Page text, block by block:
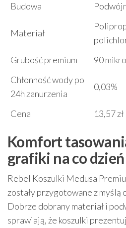
Budowa
Materiał
Grubość premium
90
Chłonność wody po
24h zanurzenia
0,03%
Cena 13,57 zł
Komfort
grafiki na co dzień
Rebel Koszulki Medusa
zostały przygotowane z myślą
Dobrze dobrany materiał i
sprawiają, że koszulki